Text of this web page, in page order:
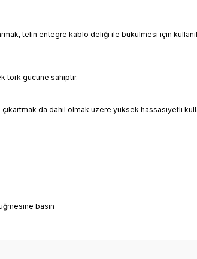
telin entegre kablo deliği ile bükülmesi için
tork gücüne sahiptir.
da dahil olmak üzere yüksek hassasiyetli
basın